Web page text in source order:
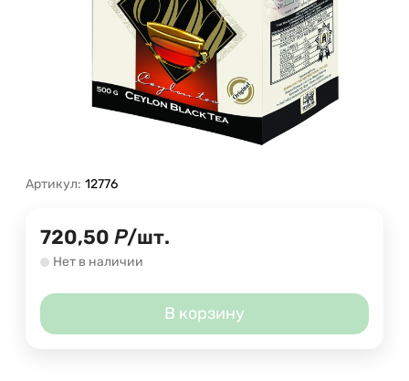
Артикул: 12776
720,50 Р/шт.
Нет в наличии
В корзину